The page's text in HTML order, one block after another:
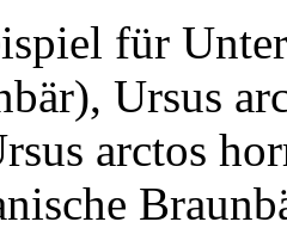
für
Ursus
arctos